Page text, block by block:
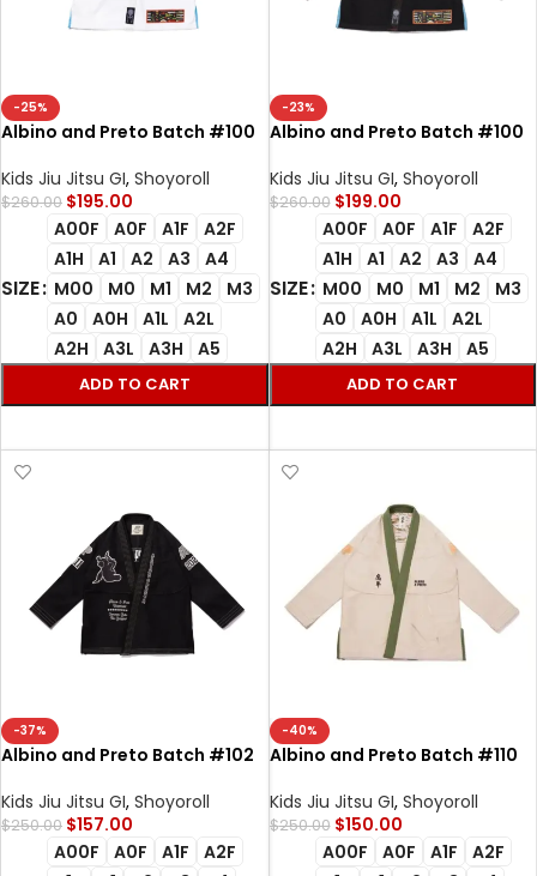
-25%
Albino and Preto Batch #100
Gi
Kids Jiu Jitsu GI, Shoyoroll
$260.00 $195.00
SIZE
A00F A0F A1F
A2F
A1H
A1 A2 A3
A4
M00
M0 M1 M2
M3
A0
A0H A1L
A2L
A2H
A3L A3H A5
ADD TO CART
-23%
Albino and Preto Batch #100
Kimono
Kids Jiu Jitsu GI, Shoyoroll
$260.00 $199.00
SIZE
A00F A0F A1F
A2F
A1H
A1 A2 A3
A4
M00
M0 M1 M2
M3
A0
A0H A1L
A2L
A2H
A3L A3H A5
ADD TO CART
-37%
Albino and Preto Batch #102
Bag
Kids Jiu Jitsu GI, Shoyoroll
$250.00 $157.00
A00F
A0F A1F
A2F
-40%
Albino and Preto Batch #110
sand with bag
Kids Jiu Jitsu GI, Shoyoroll
$250.00 $150.00
A00F
A0F A1F
A2F